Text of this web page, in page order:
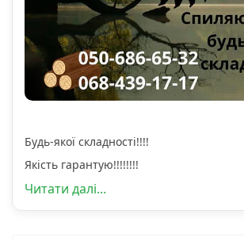
Будь-якої складності!!!!
Якість гарантую!!!!!!!!
Читати далі...